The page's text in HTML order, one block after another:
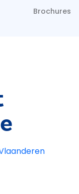
Brochures